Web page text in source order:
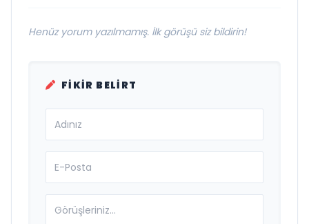
Henüz yorum yazılmamış. İlk görüşü siz bildirin!
FIKIR BELIRT